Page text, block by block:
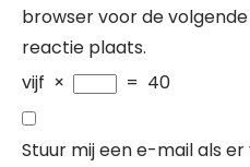
browser voor de
reactie plaats.
vijf × = 40
Stuur mij een e-mail als